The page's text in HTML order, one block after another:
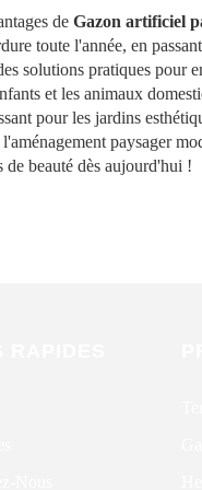
de Gazon artificiel
toute l'année, en
solutions pratiques pour
et les animaux
pour les jardins
paysager
de beauté dès aujourd'hui !